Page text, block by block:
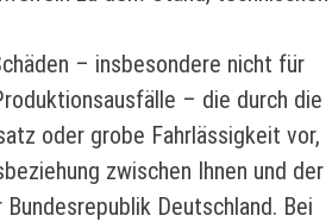
– insbesondere nicht für
– die durch die
oder grobe Fahrlässigkeit vor,
zwischen Ihnen und der
Deutschland. Bei